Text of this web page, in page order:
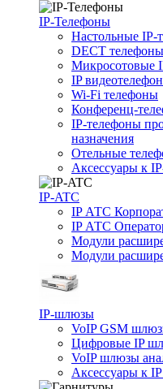
IP-Телефоны
Настольные IP-
DECT
Микросотовые
IP
Wi-Fi телефоны
Конференц-
IP-телефоны
назначения
Отельные
Аксессуары к
IP-ATC
IP АТС
IP АТС
Модули
Модули
IP-шлюзы
VoIP GSM
Цифровые IP
VoIP шлюзы
Аксессуары к